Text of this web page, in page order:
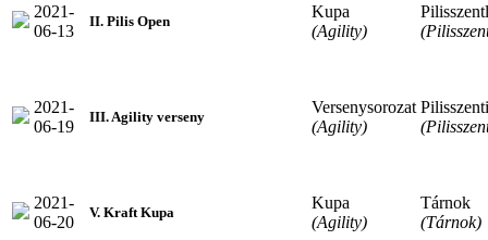
2021-
06-13
II. Pilis Open
Kupa
(Agility)
2021-
06-19
III. Agility verseny
Versenysorozat
(Agility)
2021-
06-20
V. Kraft Kupa
Kupa
(Agility)
Tárnok
(Tárnok)